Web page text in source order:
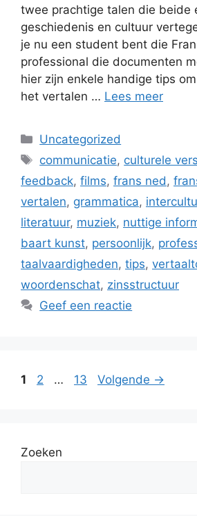
twee prachtige talen die beide
geschiedenis en cultuur
je nu een student bent die
professional die documenten
hier zijn enkele handige tips
het vertalen … Lees meer
Categorieën
Uncategorized
Tags
communicatie, culturele
feedback, films, frans ned ,
vertalen, grammatica,
literatuur, muziek, nuttige
baart kunst, persoonlijk,
taalvaardigheden, tips,
woordenschat, zinsstructuur
Geef een reactie
Pagina
1 Pagina
2 … Pagina
13 Volgende →
Zoeken